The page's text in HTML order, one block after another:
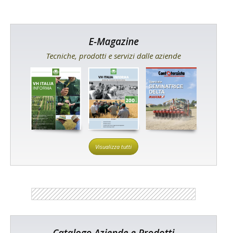
E-Magazine
Tecniche, prodotti e servizi dalle aziende
Visualizza tutti